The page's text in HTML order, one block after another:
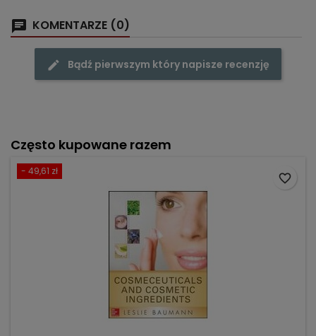
KOMENTARZE (0)
Bądź pierwszym który napisze recenzję
Często kupowane razem
- 49,61 zł
favorite_border